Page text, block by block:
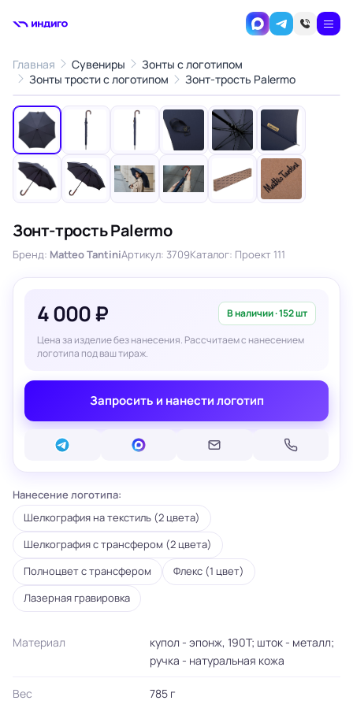
Главная Сувениры
Зонты с логотипом
Зонты трости с логотипом
Зонт-трость Palermo
‹ ›
Зонт-трость Palermo
Бренд: Matteo TantiniАртикул: 3709Каталог: Проект 111
4 000 ₽ В наличии · 152 шт
Цена за изделие без нанесения. Рассчитаем с нанесением
логотипа под ваш тираж.
Запросить и нанести логотип
Нанесение логотипа:
Шелкография на текстиль (2 цвета)
Шелкография с трансфером (2 цвета)
Полноцвет с трансфером
Флекс (1 цвет)
Лазерная гравировка
Материал
купол - эпонж, 190Т; шток - металл;
ручка - натуральная кожа
Вес 785 г